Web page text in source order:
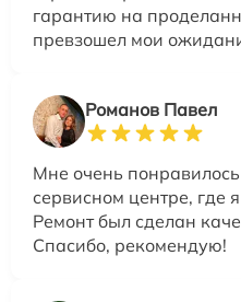
гарантию на
превзошел мои
Романов Павел
Мне очень
сервисном центре, где
Ремонт был сделан
Спасибо, рекомендую!